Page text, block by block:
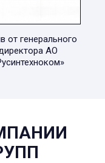
от генерального
АО